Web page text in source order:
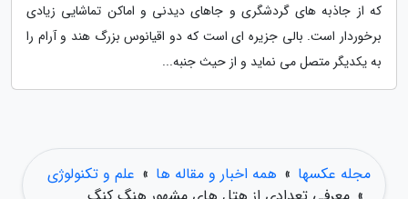
که از جاذبه های گردشگری و جاهای دیدنی و اماکن تماشایی زیادی
برخوردار است. بالی جزیره ای است که دو اقیانوس بزرگ هند و آرام را
به یکدیگر متصل می نماید و از حیث جنبه...
مجله عکسها » همه اخبار و مقاله ها » علم و تکنولوژی